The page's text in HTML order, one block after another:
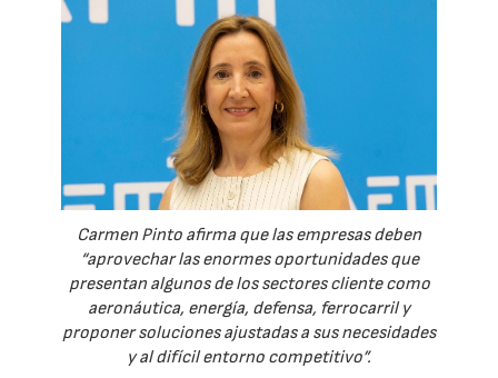
Carmen Pinto afirma que las empresas deben
“aprovechar las enormes oportunidades que
presentan algunos de los sectores cliente como
aeronáutica, energía, defensa, ferrocarril y
proponer soluciones ajustadas a sus necesidades
y al difícil entorno competitivo”.